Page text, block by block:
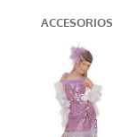
ACCESORIOS